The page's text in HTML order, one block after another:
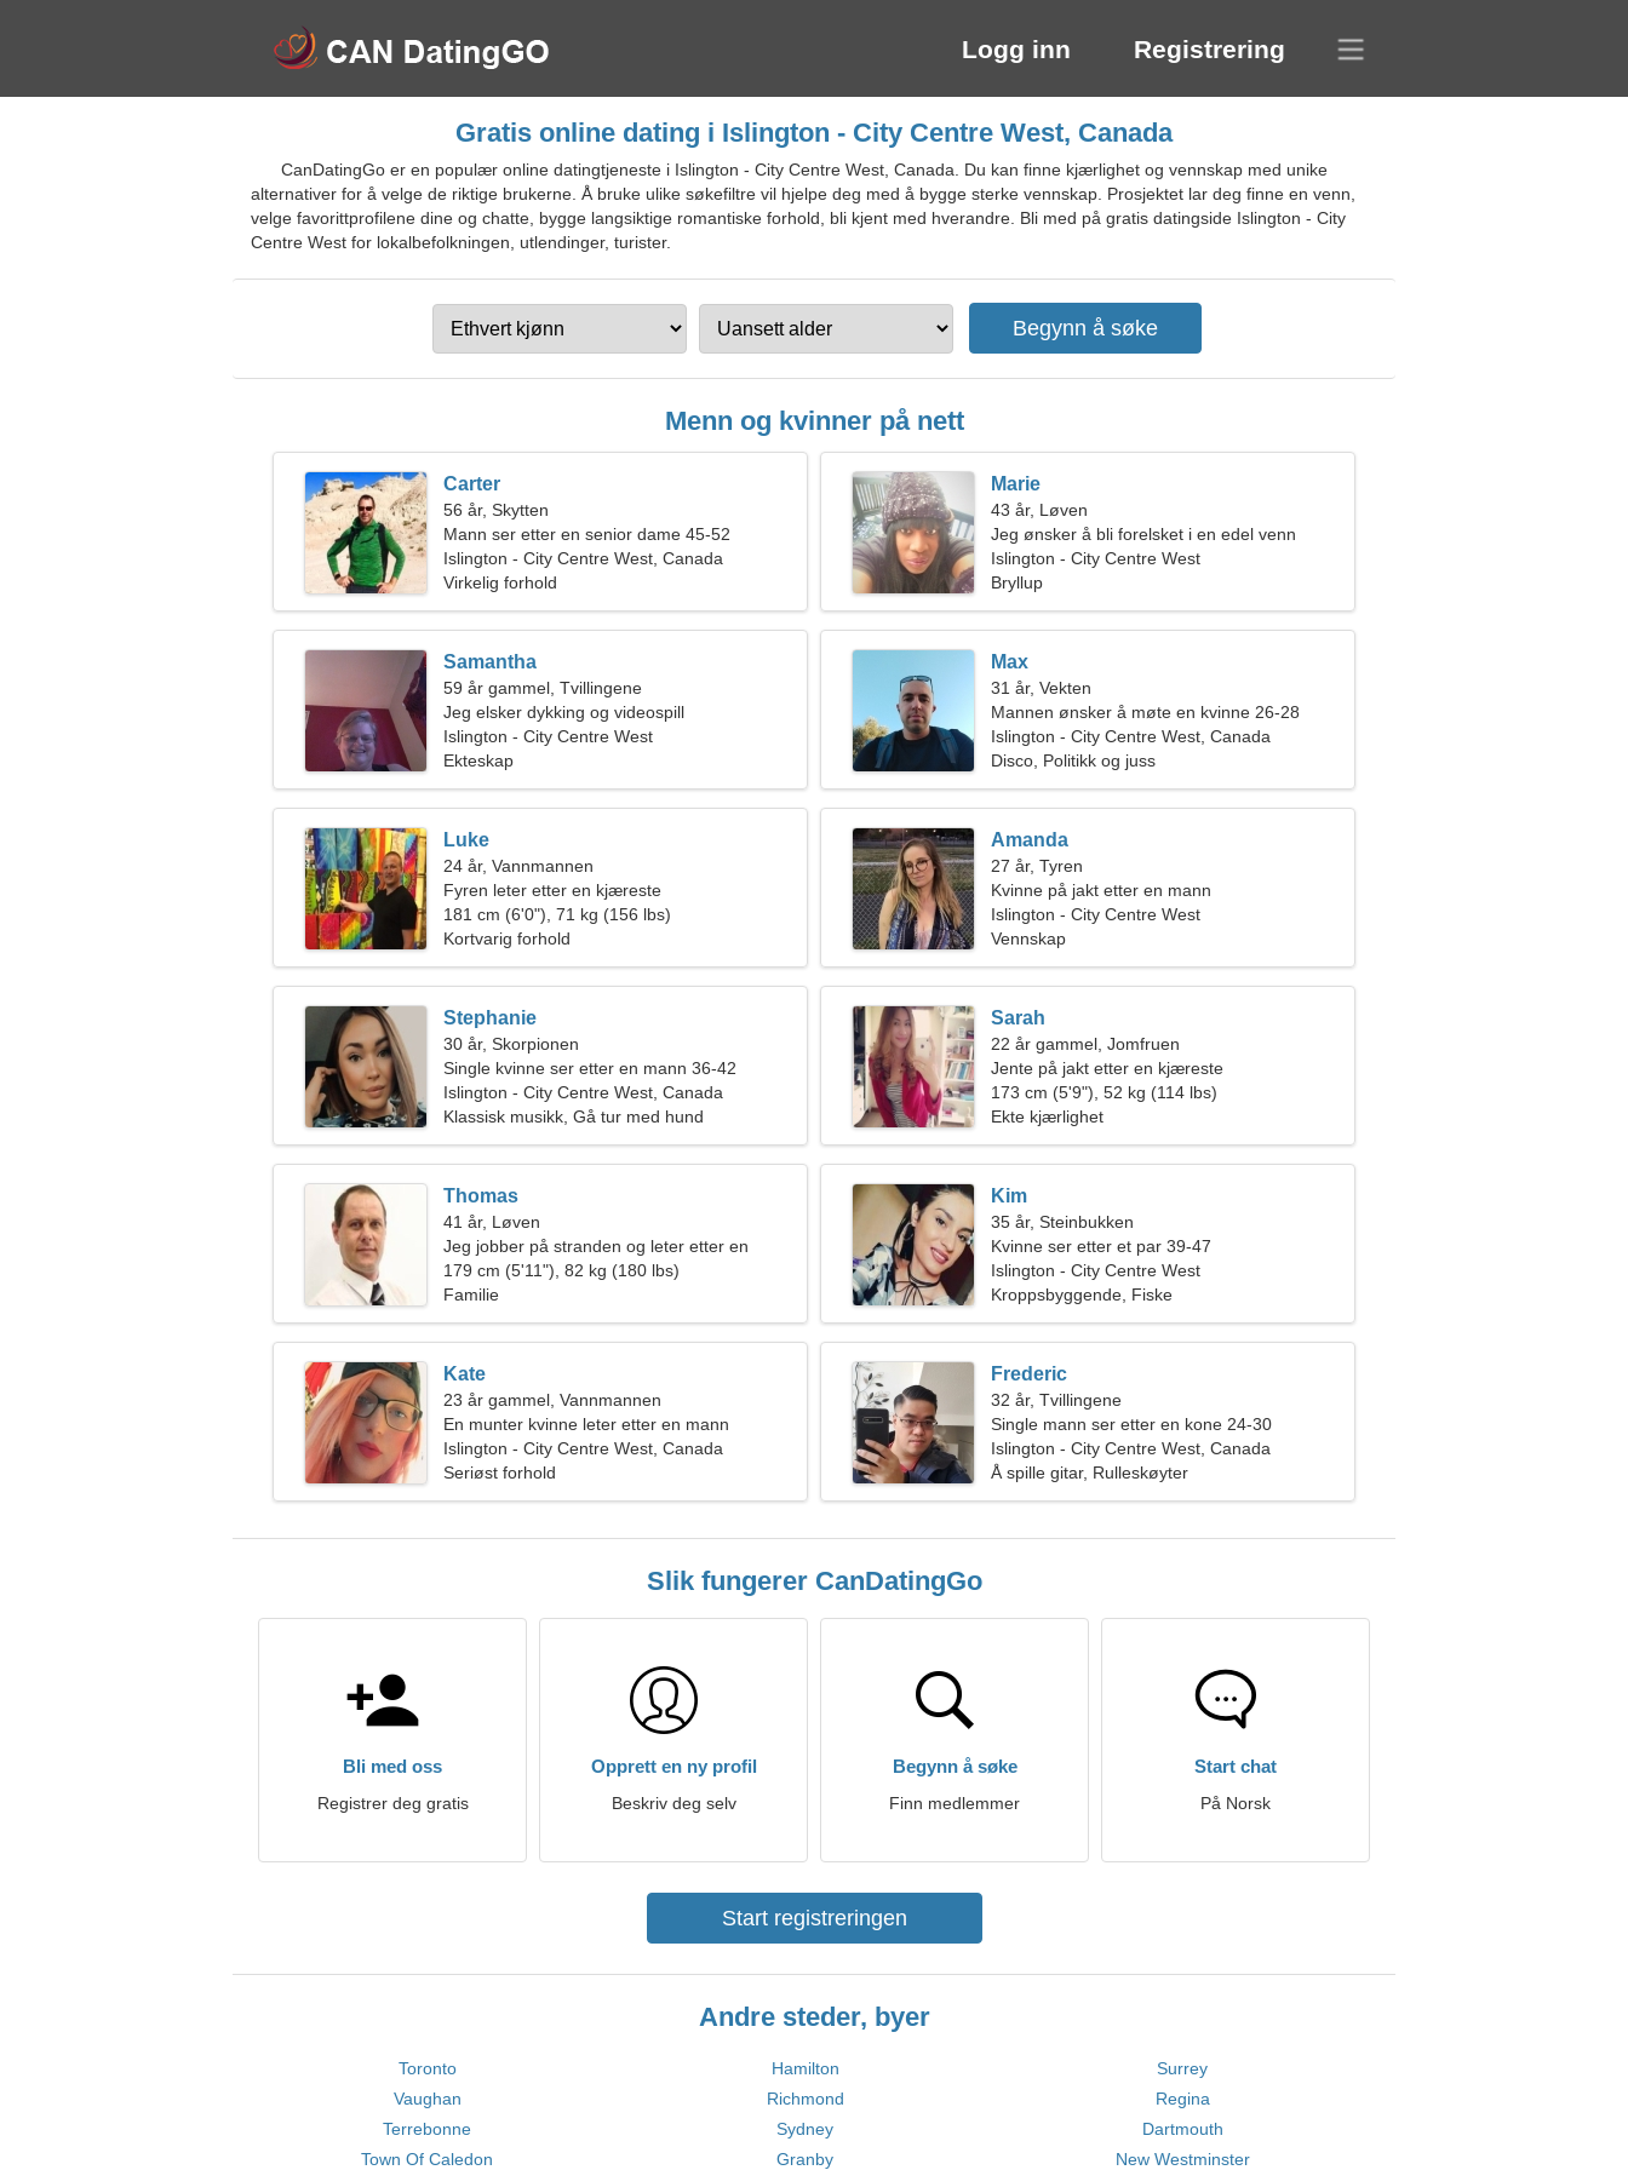
Logg inn Registrering
Gratis online dating i Islington - City Centre West, Canada
CanDatingGo er en populær online datingtjeneste i Islington - City Centre West, Canada. Du kan finne kjærlighet og vennskap med unike
alternativer for å velge de riktige brukerne. Å bruke ulike søkefiltre vil hjelpe deg med å bygge sterke vennskap. Prosjektet lar deg finne en venn,
velge favorittprofilene dine og chatte, bygge langsiktige romantiske forhold, bli kjent med hverandre. Bli med på gratis datingside Islington - City
Centre West for lokalbefolkningen, utlendinger, turister.
Menn og kvinner på nett
Carter
56 år, Skytten
Mann ser etter en senior dame 45-52
Islington - City Centre West, Canada
Virkelig forhold
Marie
43 år, Løven
Jeg ønsker å bli forelsket i en edel venn
Islington - City Centre West
Bryllup
Samantha
59 år gammel, Tvillingene
Jeg elsker dykking og videospill
Islington - City Centre West
Ekteskap
Max
31 år, Vekten
Mannen ønsker å møte en kvinne 26-28
Islington - City Centre West, Canada
Disco, Politikk og juss
Luke
24 år, Vannmannen
Fyren leter etter en kjæreste
181 cm (6'0"), 71 kg (156 lbs)
Kortvarig forhold
Amanda
27 år, Tyren
Kvinne på jakt etter en mann
Islington - City Centre West
Vennskap
Stephanie
30 år, Skorpionen
Single kvinne ser etter en mann 36-42
Islington - City Centre West, Canada
Klassisk musikk, Gå tur med hund
Sarah
22 år gammel, Jomfruen
Jente på jakt etter en kjæreste
173 cm (5'9"), 52 kg (114 lbs)
Ekte kjærlighet
Thomas
41 år, Løven
Jeg jobber på stranden og leter etter en
elegant kvinne
179 cm (5'11"), 82 kg (180 lbs)
Familie
Kim
35 år, Steinbukken
Kvinne ser etter et par 39-47
Islington - City Centre West
Kroppsbyggende, Fiske
Kate
23 år gammel, Vannmannen
En munter kvinne leter etter en mann
Islington - City Centre West, Canada
Seriøst forhold
Frederic
32 år, Tvillingene
Single mann ser etter en kone 24-30
Islington - City Centre West, Canada
Å spille gitar, Rulleskøyter
Slik fungerer CanDatingGo
Bli med oss
Registrer deg gratis
Opprett en ny profil
Beskriv deg selv
Begynn å søke
Finn medlemmer
Start chat
På Norsk
Start registreringen
Andre steder, byer
Toronto Hamilton
Surrey
Vaughan
Richmond
Regina
Terrebonne
Sydney
Dartmouth
Town Of Caledon
Granby New Westminster